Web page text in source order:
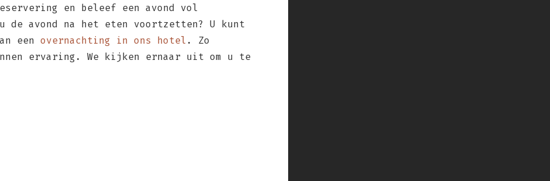
en beleef een avond vol
avond na het eten voortzetten? U kunt
een overnachting in ons hotel . Zo
ervaring. We kijken ernaar uit om u te